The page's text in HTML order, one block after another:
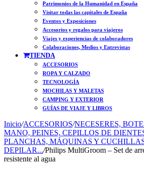
Patrimonios de la Humanidad en España
Visitar todas las capitales de España
Eventos y Exposiciones
Accesorios y regalos para viajeros
Viajes y experiencias de colaboradores
Colaboraciones, Medios y Entrevistas
TIENDA
ACCESORIOS
ROPA Y CALZADO
TECNOLOGÍA
MOCHILAS Y MALETAS
CAMPING Y EXTERIOR
GUÍAS DE VIAJE Y LIBROS
Inicio/ACCESORIOS/NECESERES,
MANO, PEINES, CEPILLOS DE
PLANCHAS, MÁQUINAS Y
DEPILAR.../Philips MultiGroom – Set de
resistente al agua